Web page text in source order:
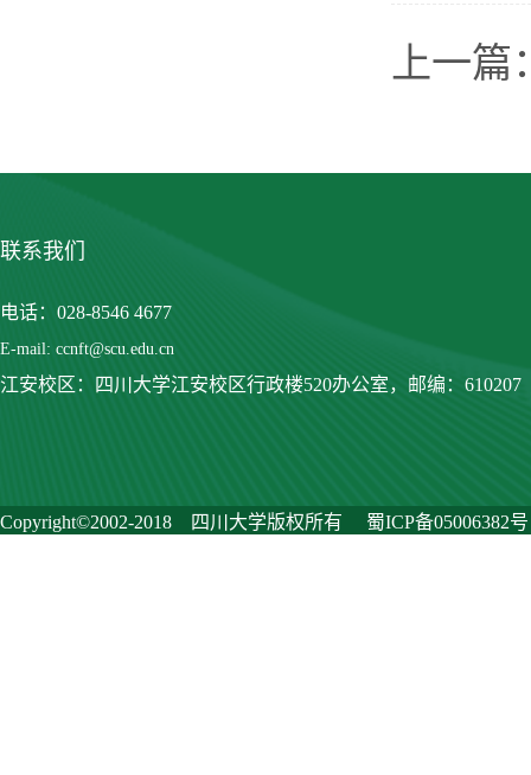
上一篇
联系我们
电话：028-8546 4677
E-mail: ccnft@scu.edu.cn
江安校区：四川大学江安校区行政楼520办公室， 邮编：610207
Copyright©2002-2018 四川大学版权所有 蜀ICP备05006382号